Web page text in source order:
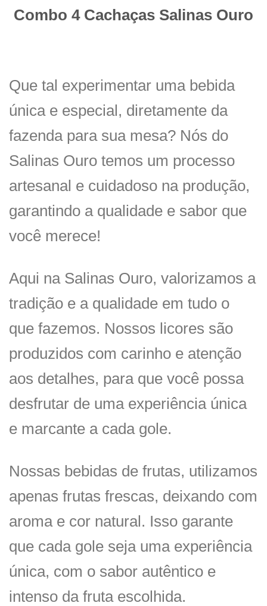
Combo 4 Cachaças Salinas Ouro
Que tal experimentar uma bebida
única e especial, diretamente da
fazenda para sua mesa? Nós do
Salinas Ouro temos um processo
artesanal e cuidadoso na produção,
garantindo a qualidade e sabor que
você merece!
Aqui na Salinas Ouro, valorizamos a
tradição e a qualidade em tudo o
que fazemos. Nossos licores são
produzidos com carinho e atenção
aos detalhes, para que você possa
desfrutar de uma experiência única
e marcante a cada gole.
Nossas bebidas de frutas, utilizamos
apenas frutas frescas, deixando com
aroma e cor natural. Isso garante
que cada gole seja uma experiência
única, com o sabor autêntico e
intenso da fruta escolhida.